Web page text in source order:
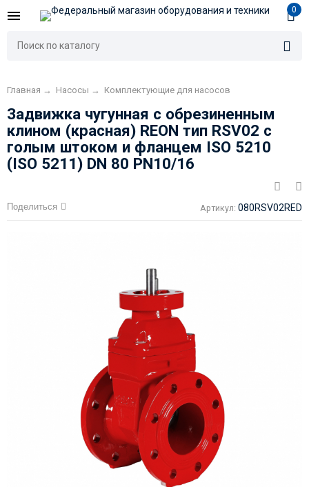
0
Главная → Насосы → Комплектующие для насосов
Задвижка чугунная с обрезиненным
клином (красная) REON тип RSV02 с
голым штоком и фланцем ISO 5210
(ISO 5211) DN 80 PN10/16
Поделиться Артикул: 080RSV02RED